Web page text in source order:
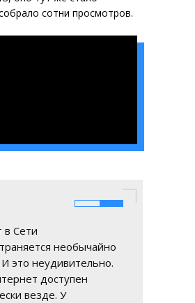
сотни просмотров.
в Сети
необычайно
это неудивительно.
доступен
везде. У